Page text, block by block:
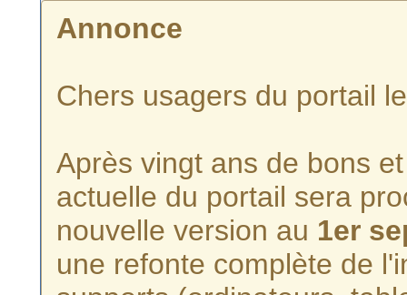
Annonce
Chers usagers du portail
Après vingt ans de bons
actuelle du portail sera
nouvelle version au 1er
une refonte complète de